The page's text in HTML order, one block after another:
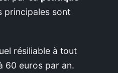
principales sont
résiliable à tout
60 euros par an.